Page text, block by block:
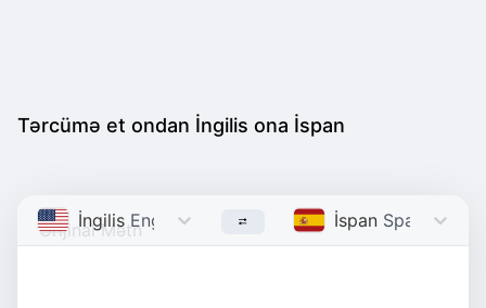
Tərcümə et ondan İngilis ona İspan
İngilis English İspan Spanish